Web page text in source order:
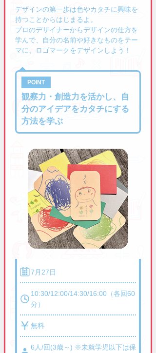
デザインの第一歩は色やカタチに興味を
持つことからはじまるよ。
プロのデザイナーからデザインの仕方を
学んで、自分の名前や好きなものをテー
マに、ロゴマークをデザインしよう！
観察力・創造力を活かし、自
分のアイデアをカタチにする
方法を学ぶ
7月27日
10:30/12:00/14:30/16:00（各回60
分）
無料
6人/回(3歳～) ※未就学児以下は保